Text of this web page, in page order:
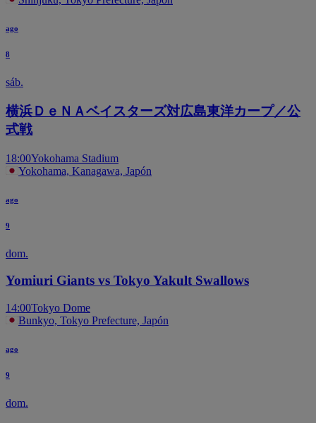
ago
8
sáb.
横浜ＤｅＮＡベイスターズ対広島東洋カープ／公
式戦
18:00Yokohama Stadium
Yokohama, Kanagawa, Japón
ago
9
dom.
Yomiuri Giants vs Tokyo Yakult Swallows
14:00Tokyo Dome
Bunkyo, Tokyo Prefecture, Japón
ago
9
dom.